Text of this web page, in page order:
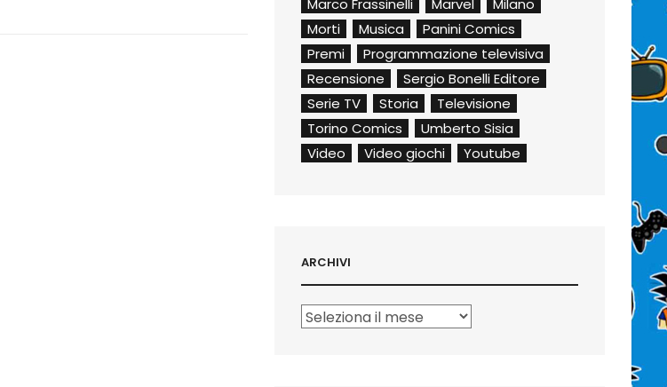
Marco Frassinelli
Marvel
Milano
Morti
Musica
Panini Comics
Premi
Programmazione televisiva
Recensione
Sergio Bonelli Editore
Serie TV
Storia
Televisione
Torino Comics
Umberto Sisia
Video
Video giochi Youtube
ARCHIVI
Archivi